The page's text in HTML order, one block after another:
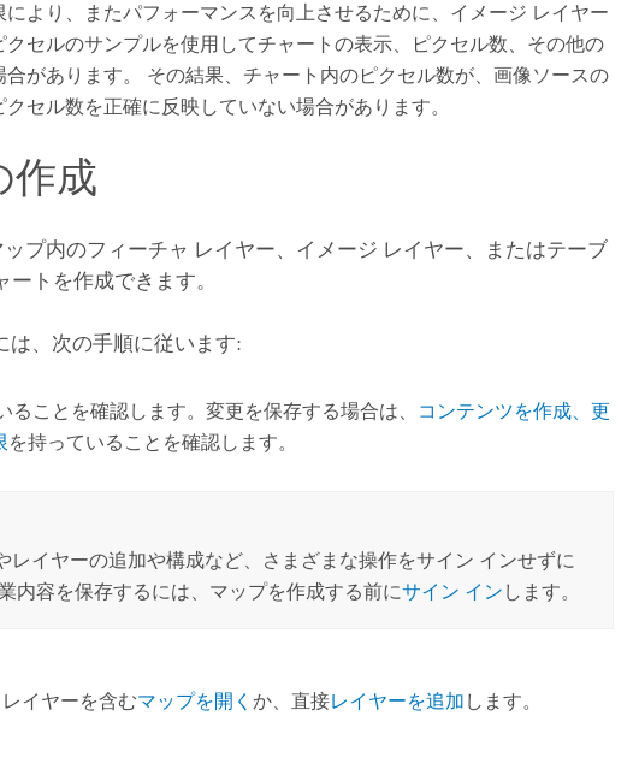
により、またパフォーマンスを向上させるために、イメージ レイヤー
クセルのサンプルを使用してチャートの表示、ピクセル数、その他の
があります。 その結果、チャート内のピクセル数が、画像ソースの
セル数を正確に反映していない場合があります。
作成
ップ内のフィーチャ レイヤー、イメージ レイヤー、またはテーブ
トを作成できます。
は、次の手順に従います:
ることを確認します。変更を保存する場合は、 コンテンツを作成、更
を持っていることを確認します。
レイヤーの追加や構成など、さまざまな操作をサイン インせずに
内容を保存するには、マップを作成する前にサイン イン します。
イヤーを含むマップを開くか、直接レイヤーを追加 します。